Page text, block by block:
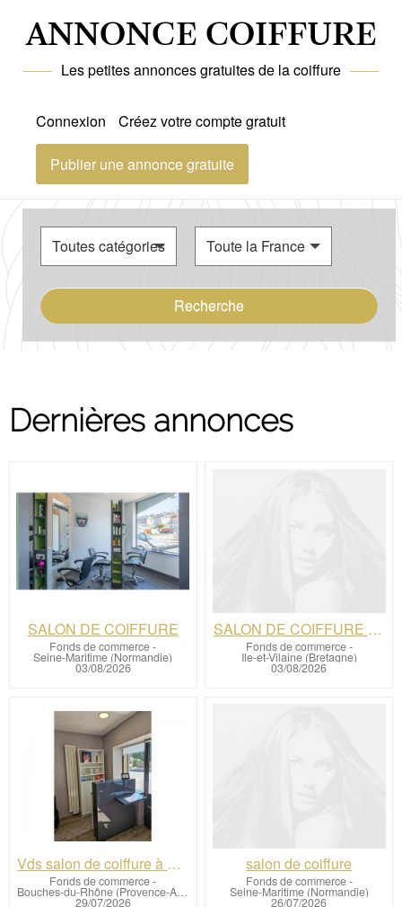
ANNONCE COIFFURE
Les petites annonces gratuites de la coiffure
Connexion Créez votre compte gratuit
Publier une annonce gratuite
Recherche
Dernières annonces
SALON DE COIFFURE
Fonds de commerce-
Seine-Maritime (Normandie)
03/08/2026
SALON DE COIFFURE A SAINT MALO FORT POTENTIEL
Fonds de commerce-
Ile-et-Vilaine (Bretagne)
03/08/2026
Vds salon de coiffure à Mallemort 27m2
Fonds de commerce-
Bouches-du-Rhône (Provence-Alpes-Côte-Azur)
29/07/2026
salon de coiffure
Fonds de commerce-
Seine-Maritime (Normandie)
26/07/2026